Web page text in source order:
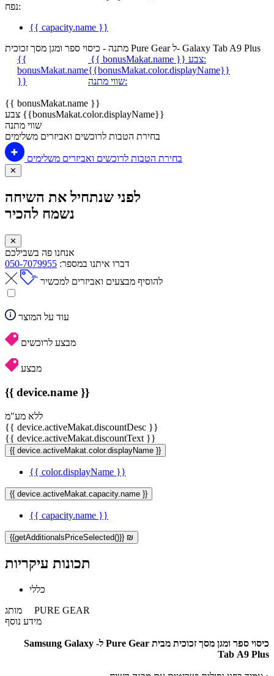
נפח:
{{ capacity.name }}
מתנה - כיסוי ספר ומגן מסך זכוכית Pure Gear ל- Galaxy Tab A9 Plus
{{
bonusMakat.name
}}
{{ bonusMakat.name }}
צבע:
{{bonusMakat.color.displayName}}
שווי מתנה:
{{ bonusMakat.name }}
צבע {{bonusMakat.color.displayName}}
שווי מתנה
בחירת הטבות לרוכשים ואביזרים משלימים
בחירת הטבות לרוכשים ואביזרים משלימים
✕
לפני שנתחיל את השיחה
נשמח להכיר
✕
אנחנו פה בשבילכם
דברו איתנו במספר: 050-7079955
להוסיף מבצעים ואביזרים למכשיר
עוד על המוצר
מבצע לרוכשים
מבצע
{{ device.name }}
ללא מע"מ
{{ device.activeMakat.discountDesc }}
{{ device.activeMakat.discountText }}
{{ device.activeMakat.color.displayName }}
{{ color.displayName }}
{{ device.activeMakat.capacity.name }}
{{ capacity.name }}
{{getAdditionalsPriceSelected()}} ₪
תכונות עיקריות
כללי
מותג PURE GEAR
מידע נוסף
כיסוי ספר ומגן מסך זכוכית מבית Pure Gear ל- Samsung Galaxy
Tab A9 Plus